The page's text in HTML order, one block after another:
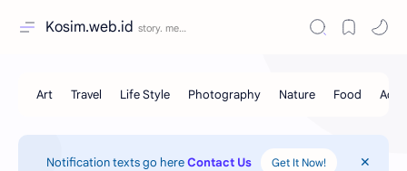
Kosim.web.id
Notification texts go hereContact Us Get It Now!